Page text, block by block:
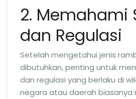
2. Memahami
dan Regulasi
Setelah mengetahui jenis
dibutuhkan, penting untuk
dan regulasi yang berlaku di
negara atau daerah biasanya